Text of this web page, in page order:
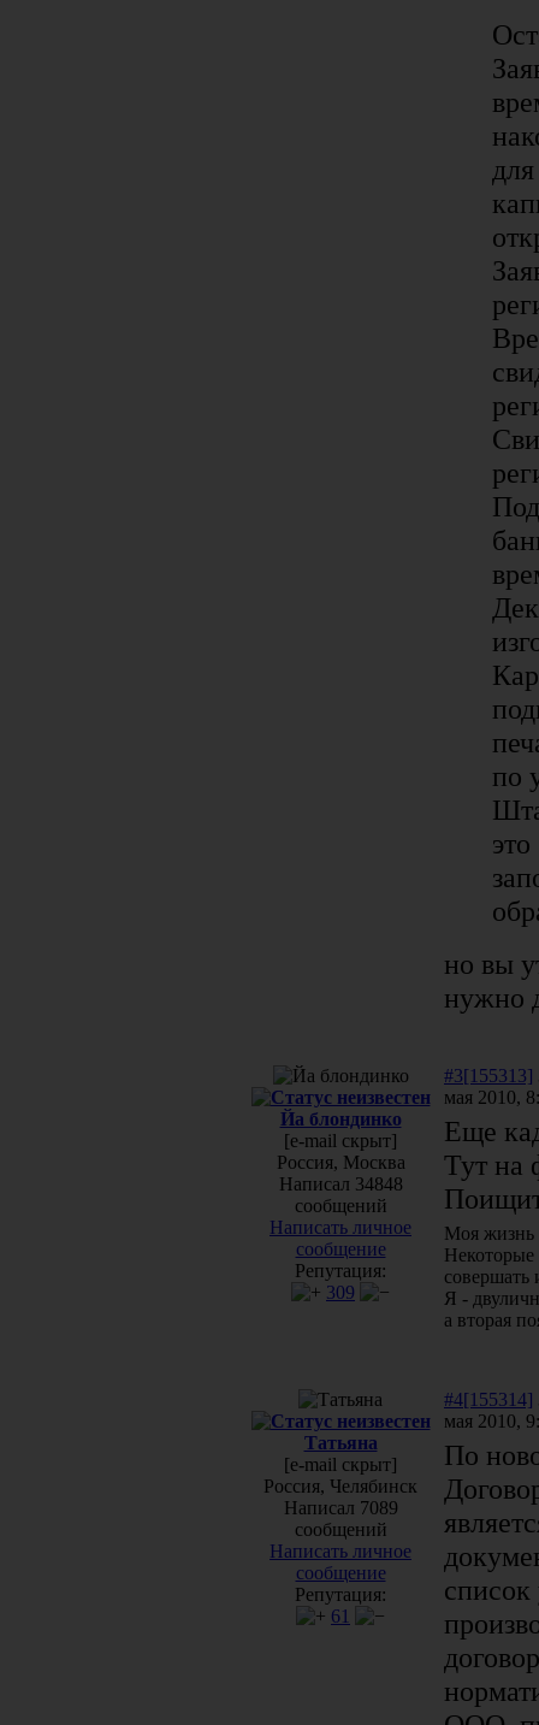
по
но вы
нужно
Йа блондинко
[e-mail скрыт]
Россия, Москва
Написал 34848
сообщений
Написать личное
сообщение
Репутация:
309
#3[155313]
мая 2010,
Еще
Тут на
Моя жизнь
совершать
Я -
а вторая
Татьяна
[e-mail скрыт]
Россия, Челябинск
Написал 7089
сообщений
Написать личное
сообщение
Репутация:
61
#4[155314]
мая 2010,
По
список